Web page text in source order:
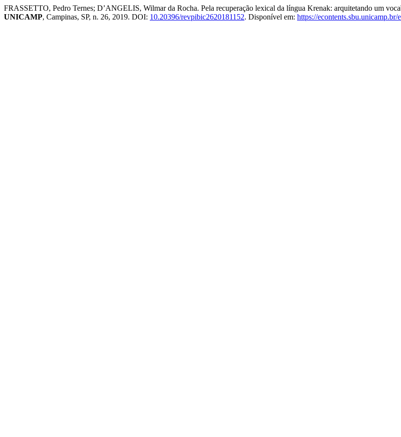
FRASSETTO, Pedro Ternes; D’ANGELIS, Wilmar da Rocha. Pela recuperação lexical da língua Krenak: arquitetando um
UNICAMP, Campinas, SP, n. 26, 2019. DOI: 10.20396/revpibic2620181152. Disponível em: https://